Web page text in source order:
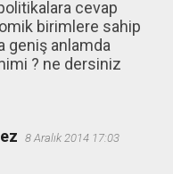
cevap
birimlere sahip
geniş anlamda
? ne dersiniz
8 Aralık 2014 17:03